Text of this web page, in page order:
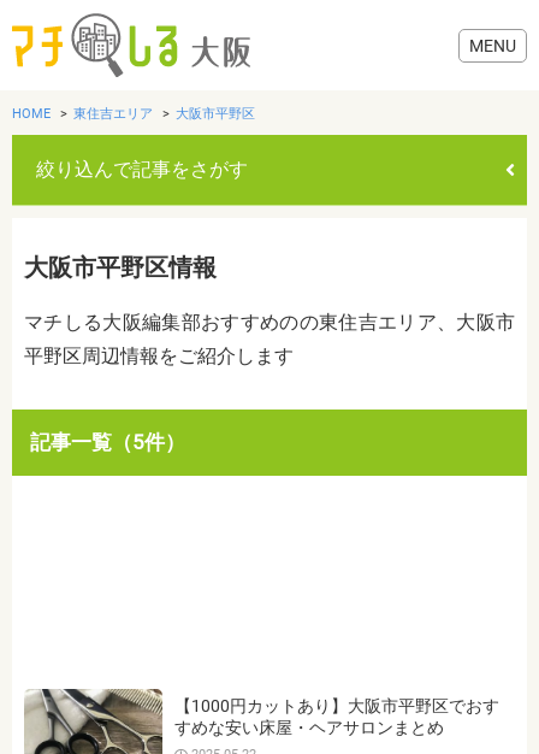
美容・健康
おでかけ
HOME 東住吉エリア 大阪市平野区
絞り込んで記事をさがす
カテゴリを選ぶ
すべて グルメ 美容・健康 歯医者・病院 おでかけ
大阪市平野区情報
マチしる大阪編集部おすすめのの東住吉エリア、大阪市
平野区周辺情報をご紹介します
記事一覧（5件）
【1000円カットあり】大阪市平野区でおす
すめな安い床屋・ヘアサロンまとめ